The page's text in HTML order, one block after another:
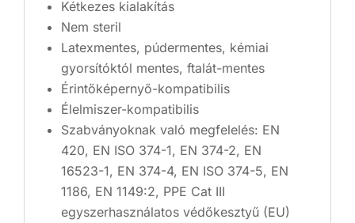
Kétkezes kialakítás
Nem steril
Latexmentes, púdermentes, kémiai
gyorsítóktól mentes, ftalát-mentes
Érintőképernyő-kompatibilis
Élelmiszer-kompatibilis
Szabványoknak való megfelelés: EN
420, EN ISO 374-1, EN 374-2, EN
16523-1, EN 374-4, EN ISO 374-5, EN
1186, EN 1149:2, PPE Cat III
egyszerhasználatos védőkesztyű (EU)